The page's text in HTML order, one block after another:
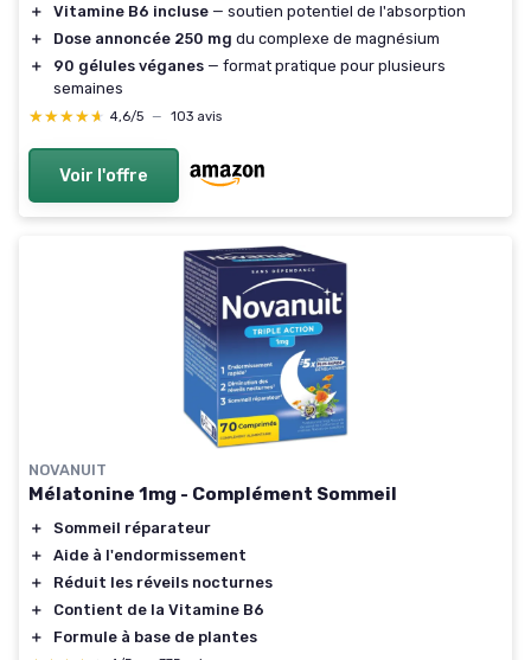
＋
Vitamine B6 incluse — soutien potentiel de l'absorption
＋
Dose annoncée 250 mg du complexe de magnésium
＋
90 gélules véganes — format pratique pour plusieurs
semaines
★★★★★
★★★★★ 4,6/5 — 103 avis
Voir l'offre
NOVANUIT
Mélatonine 1mg - Complément Sommeil
＋
Sommeil réparateur
＋
Aide à l'endormissement
＋
Réduit les réveils nocturnes
＋
Contient de la Vitamine B6
＋
Formule à base de plantes